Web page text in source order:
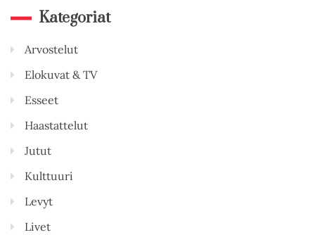
Kategoriat
Arvostelut
Elokuvat & TV
Esseet
Haastattelut
Jutut
Kulttuuri
Levyt
Livet